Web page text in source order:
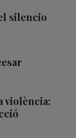
silencio
violència: